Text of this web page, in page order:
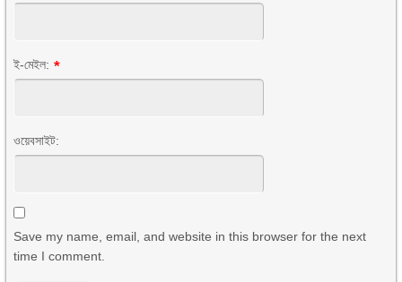
ই-মেইল: *
ওয়েবসাইট:
Save my name, email, and website in this browser for the next
time I comment.